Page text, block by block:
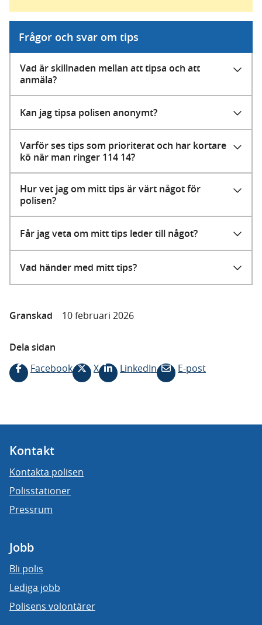
Frågor och svar om tips
Vad är skillnaden mellan att tipsa och att
anmäla?
Kan jag tipsa polisen anonymt?
Varför ses tips som prioriterat och har kortare
kö när man ringer 114 14?
Hur vet jag om mitt tips är värt något för
polisen?
Får jag veta om mitt tips leder till något?
Vad händer med mitt tips?
Granskad 10 februari 2026
Dela sidan
Facebook
X LinkedIn E-post
Kontakt
Kontakta polisen
Polisstationer
Pressrum
Jobb
Bli polis
Lediga jobb
Polisens volontärer